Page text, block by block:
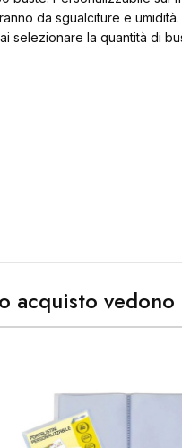
da sgualciture e
selezionare la quantità di
vedono
Crea lista dei